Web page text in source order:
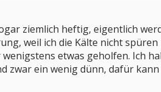
ziemlich heftig, eigentlich
weil ich die Kälte nicht
etwas geholfen. Ich
zwar ein wenig dünn, dafür